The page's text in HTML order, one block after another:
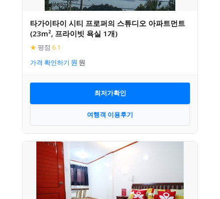
타가이타이 시티 프로퍼의 스튜디오 아파트먼트
(23m², 프라이빗 욕실 1개)
★ 평점 6.1
가격 확인하기
최저가확인
여행객 이용후기